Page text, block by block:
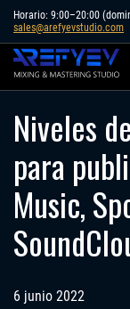
Skip
content
Horario: 9:00–20:00
sales@arefyevstudio.com
Niveles
para
Music,
6 junio 2022